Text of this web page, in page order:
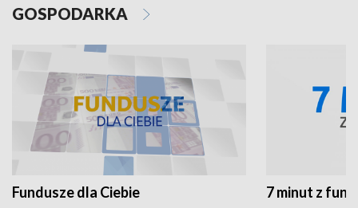
GOSPODARKA
Fundusze dla Ciebie 7 minut z